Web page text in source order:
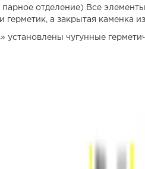
парное отделение) Все
герметик, а закрытая
установлены чугунные